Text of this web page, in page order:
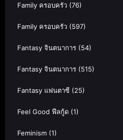
Family ครอบครัว (76)
Family ครอบครัว (597)
Fantasy จินตนาการ (54)
Fantasy จินตนาการ (515)
Fantasy แฟนตาซี (25)
Feel Good ฟีลกู้ด (1)
Feminism (1)